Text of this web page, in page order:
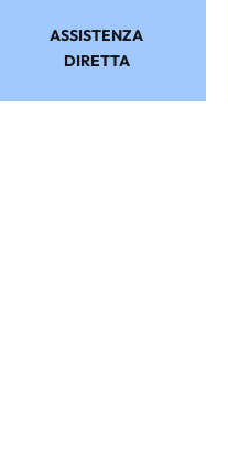
ASSISTENZA
DIRETTA